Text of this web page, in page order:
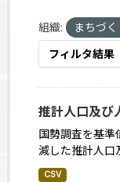
組織: まちづ
フィルタ結果
推計人口及び
国勢調査を基準
減した推計人口
CSV